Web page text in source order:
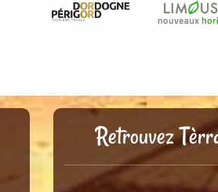
Retrouvez